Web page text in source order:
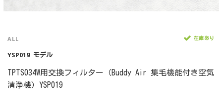
ALL 在庫あり
YSP019モデル
TPTS034W用交換フィルター（Buddy Air 集毛機能付き空気
清浄機）YSP019